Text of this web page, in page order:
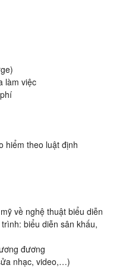
làm việc
hiểm theo luật định
về nghệ thuật biểu diễn
biểu diễn sân khấu,
đương
nhạc, video,…)